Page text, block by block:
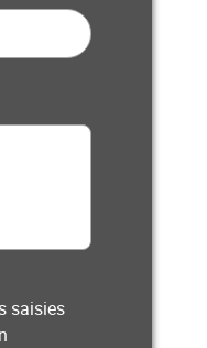
saisies